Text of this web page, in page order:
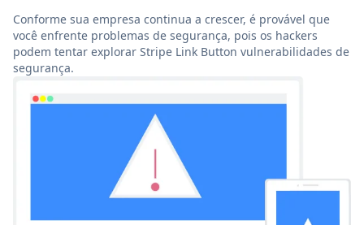
Conforme sua empresa continua a crescer, é provável que
você enfrente problemas de segurança, pois os hackers
podem tentar explorar Stripe Link Button vulnerabilidades de
segurança.